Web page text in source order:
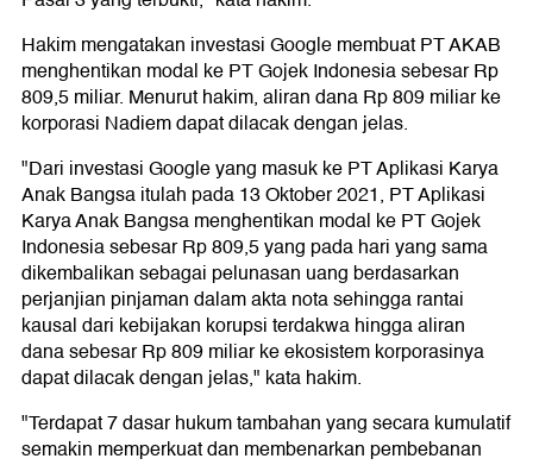
Hakim mengatakan investasi Google membuat PT AKAB
menghentikan modal ke PT Gojek Indonesia sebesar Rp
809,5 miliar. Menurut hakim, aliran dana Rp 809 miliar ke
korporasi Nadiem dapat dilacak dengan jelas.
"Dari investasi Google yang masuk ke PT Aplikasi Karya
Anak Bangsa itulah pada 13 Oktober 2021, PT Aplikasi
Karya Anak Bangsa menghentikan modal ke PT Gojek
Indonesia sebesar Rp 809,5 yang pada hari yang sama
dikembalikan sebagai pelunasan uang berdasarkan
perjanjian pinjaman dalam akta nota sehingga rantai
kausal dari kebijakan korupsi terdakwa hingga aliran
dana sebesar Rp 809 miliar ke ekosistem korporasinya
dapat dilacak dengan jelas," kata hakim.
"Terdapat 7 dasar hukum tambahan yang secara kumulatif
semakin memperkuat dan membenarkan pembebanan